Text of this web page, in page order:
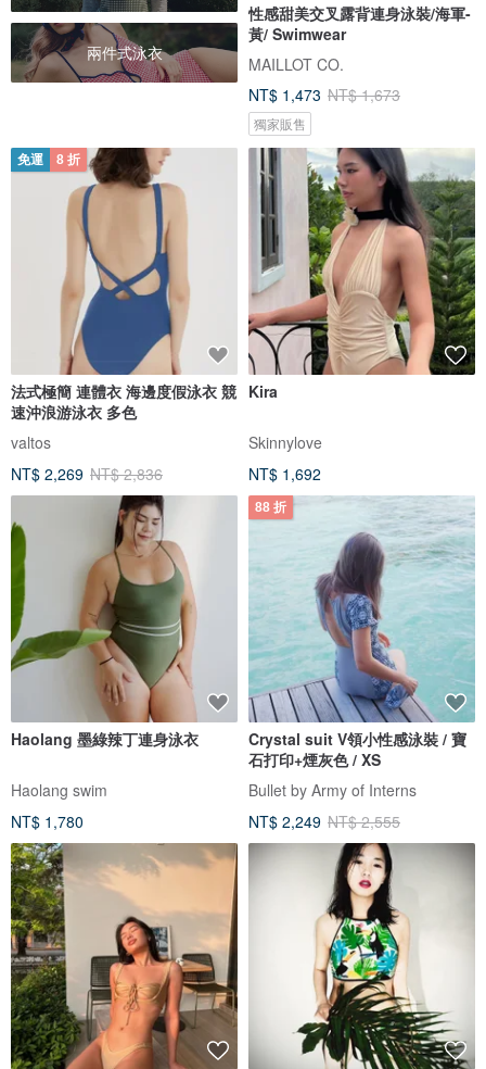
兩件式泳衣
性感甜美交叉露背連身泳裝/海軍-
黃/ Swimwear
MAILLOT CO.
NT$ 1,473 NT$ 1,673
獨家販售
免運 8 折
法式極簡 連體衣 海邊度假泳衣 競
速沖浪游泳衣 多色
valtos
NT$ 2,269 NT$ 2,836
Kira
Skinnylove
NT$ 1,692
Haolang 墨綠辣丁連身泳衣
Haolang swim
NT$ 1,780
88 折
Crystal suit V領小性感泳裝 / 寶
石打印+煙灰色 / XS
Bullet by Army of Interns
NT$ 2,249 NT$ 2,555